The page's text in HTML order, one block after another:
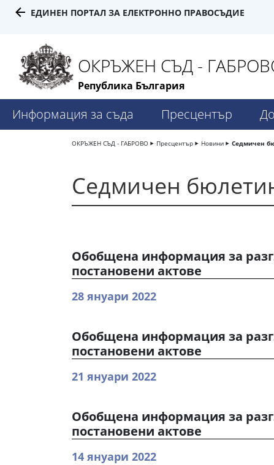
ЕДИНЕН ПОРТАЛ ЗА ЕЛЕКТРОННО ПРАВОСЪДИЕ
ОКРЪЖЕН СЪД -
Република България
Информация за съда Пресцентър
ОКРЪЖЕН СЪД - ГАБРОВО Пресцентър Новини Седмичен
Седмичен
Обобщена информация за
постановени актове
28 януари 2022
Обобщена информация за
постановени актове
21 януари 2022
Обобщена информация за
постановени актове
14 януари 2022